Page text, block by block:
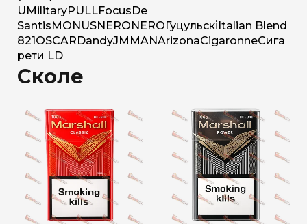
U MilitaryPULLFocus De
Santis MONUSNERO NERO Гуцульскі Italian Blend
821 OSCAR DandyJM MANArizonaCigaronneСига
рети LD
Сколе